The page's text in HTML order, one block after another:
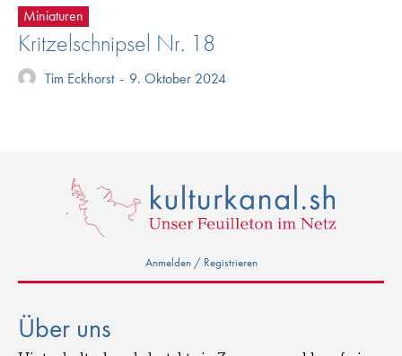
Miniaturen
Kritzelschnipsel Nr. 18
Tim Eckhorst - 9. Oktober 2024
Anmelden / Registrieren
Über uns